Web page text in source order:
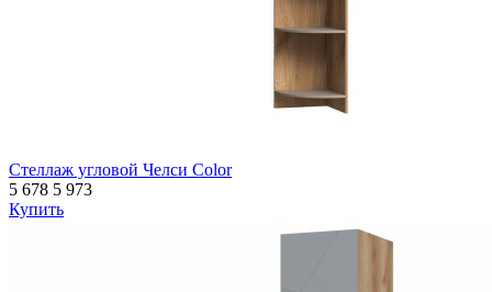
Стеллаж угловой Челси Color
5 678 5 973
Купить